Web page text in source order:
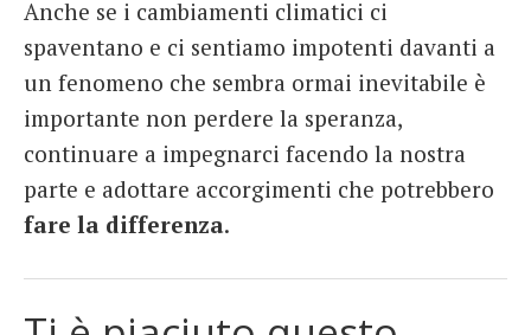
Anche se i cambiamenti climatici ci
spaventano e ci sentiamo impotenti davanti a
un fenomeno che sembra ormai inevitabile è
importante non perdere la speranza,
continuare a impegnarci facendo la nostra
parte e adottare accorgimenti che potrebbero
fare la differenza.